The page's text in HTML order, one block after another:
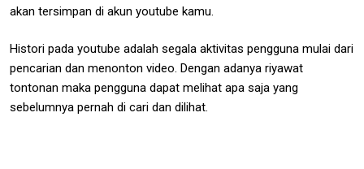
akan tersimpan di akun youtube kamu.
Histori pada youtube adalah segala aktivitas pengguna mulai dari
pencarian dan menonton video. Dengan adanya riyawat
tontonan maka pengguna dapat melihat apa saja yang
sebelumnya pernah di cari dan dilihat.